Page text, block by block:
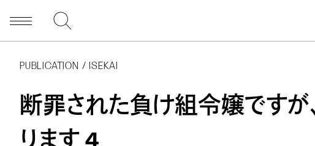
PUBLICATION / ISEKAI
断罪された負け組令嬢ですが
ります 4